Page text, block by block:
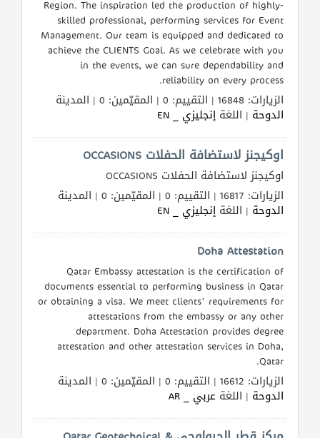
Region. The inspiration led the production of highly-
skilled professional, performing services for Event
Management. Our team is equipped and dedicated to
achieve the CLIENTS Goal. As we celebrate with you
in the events, we can sure dependability and
reliability on every process.
الزيارات: 16848 | التقييم: 0 | المقيّمين: 0 | المدينة
الدوحة | اللغة إنجليزي _ EN
اوكيجنز لاستضافة الحفلات OCCASIONS
اوكيجنز لاستضافة الحفلات OCCASIONS
الزيارات: 16817 | التقييم: 0 | المقيّمين: 0 | المدينة
الدوحة | اللغة إنجليزي _ EN
Doha Attestation
Qatar Embassy attestation is the certification of
documents essential to performing business in Qatar
or obtaining a visa. We meet clients' requirements for
attestations from the embassy or any other
department. Doha Attestation provides degree
attestation and other attestation services in Doha,
Qatar.
الزيارات: 16612 | التقييم: 0 | المقيّمين: 0 | المدينة
الدوحة | اللغة عربي _ AR